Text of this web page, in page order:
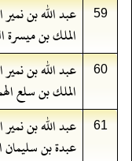
59 عبد الله بن نمير
الملك بن ميسرة
60 عبد الله بن نمير
الملك بن سلع
61 عبد الله بن نمير
عبدة بن سليمان